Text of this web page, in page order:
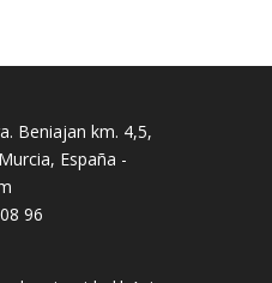
Beniajan km. 4,5,
España -
96